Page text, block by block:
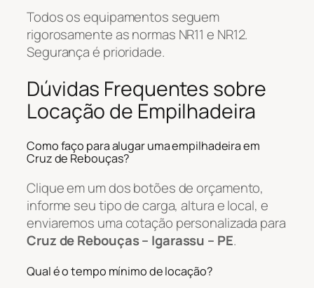
Todos os equipamentos seguem
rigorosamente as normas NR11 e NR12.
Segurança é prioridade.
Dúvidas Frequentes sobre
Locação de Empilhadeira
Como faço para alugar uma empilhadeira em
Cruz de Rebouças?
Clique em um dos botões de orçamento,
informe seu tipo de carga, altura e local, e
enviaremos uma cotação personalizada para
Cruz de Rebouças – Igarassu – PE.
Qual é o tempo mínimo de locação?